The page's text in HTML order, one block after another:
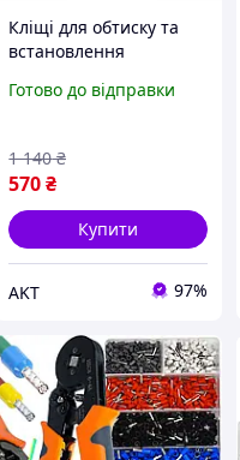
Кліщі для обтиску та
встановлення
наконечників Bigstren
нержавіючої сталі
Готово до відправки
570₴
1 140 ₴
Купити
AKT 97%